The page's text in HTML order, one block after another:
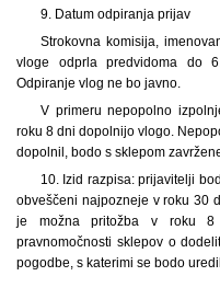
9. Datum odpiranja prijav
Strokovna komisija,
vloge odprla predvidoma do
Odpiranje vlog ne bo javno.
V primeru nepopolno
roku 8 dni dopolnijo vlogo.
dopolnil, bodo s sklepom
10. Izid razpisa: prijavitelji
obveščeni najpozneje v roku 30
je možna pritožba v roku 8
pravnomočnosti sklepov o
pogodbe, s katerimi se bodo